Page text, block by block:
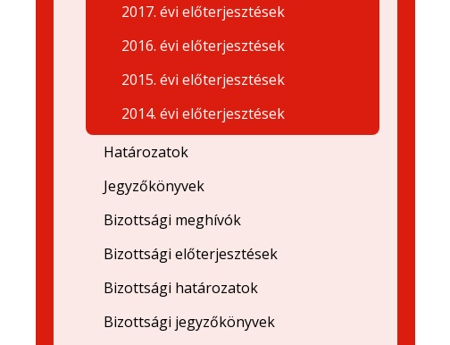
2017. évi előterjesztések
2016. évi előterjesztések
2015. évi előterjesztések
2014. évi előterjesztések
Határozatok
Jegyzőkönyvek
Bizottsági meghívók
Bizottsági előterjesztések
Bizottsági határozatok
Bizottsági jegyzőkönyvek